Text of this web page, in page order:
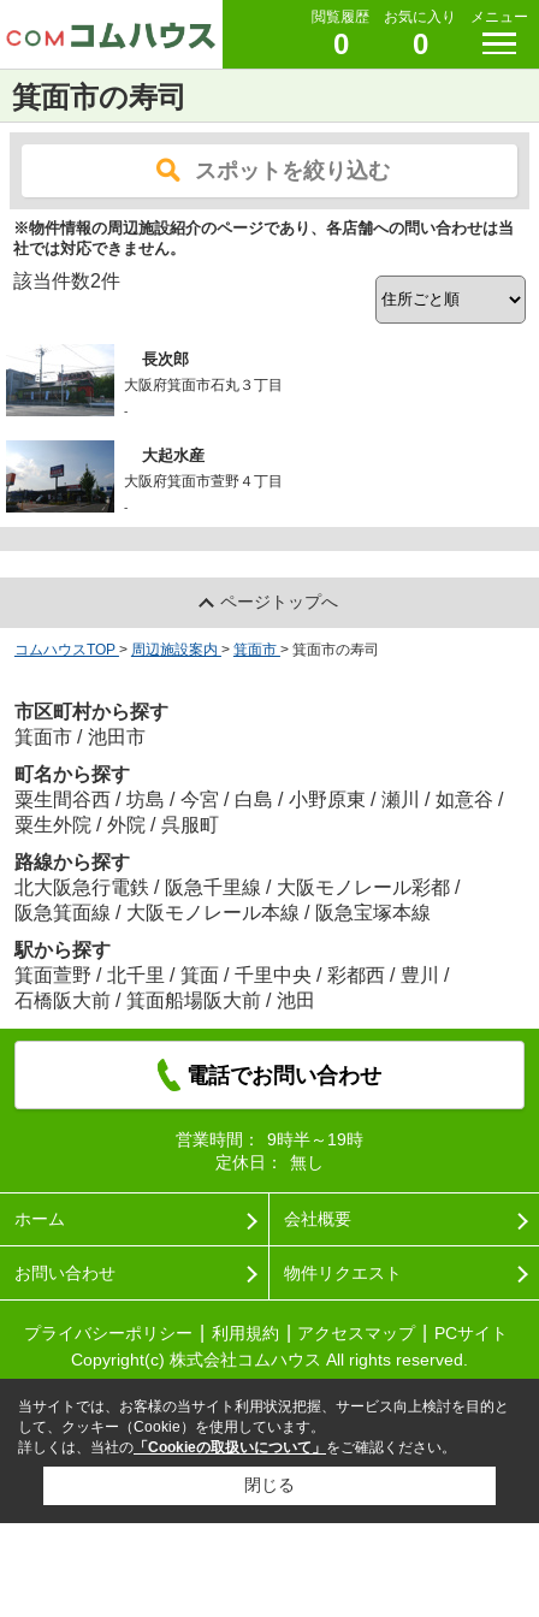
閲覧履歴
0
お気に入り
0
メニュー
箕面市の寿司
スポットを絞り込む
※物件情報の周辺施設紹介のページであり、各店舗への問い合わせは当
社では対応できません。
該当件数2件
長次郎
大阪府箕面市石丸３丁目
-
大起水産
大阪府箕面市萱野４丁目
-
ページトップへ
コムハウスTOP > 周辺施設案内 > 箕面市 > 箕面市の寿司
市区町村から探す
箕面市 / 池田市
町名から探す
粟生間谷西 / 坊島 / 今宮 / 白島 / 小野原東 / 瀬川 / 如意谷 /
粟生外院 / 外院 / 呉服町
路線から探す
北大阪急行電鉄 / 阪急千里線 / 大阪モノレール彩都 /
阪急箕面線 / 大阪モノレール本線 / 阪急宝塚本線
駅から探す
箕面萱野 / 北千里 / 箕面 / 千里中央 / 彩都西 / 豊川
/
石橋阪大前 / 箕面船場阪大前 / 池田
電話でお問い合わせ
営業時間：
9時半～19時
定休日：
無し
ホーム 会社概要
お問い合わせ 物件リクエスト
プライバシーポリシー 利用規約 アクセスマップ
PCサイト
Copyright(c) 株式会社コムハウス All rights reserved.
当サイトでは、お客様の当サイト利用状況把握、サービス向上検討を目的と
して、クッキー（Cookie）を使用しています。
詳しくは、当社の 「Cookieの取扱いについて」 をご確認ください。
閉じる